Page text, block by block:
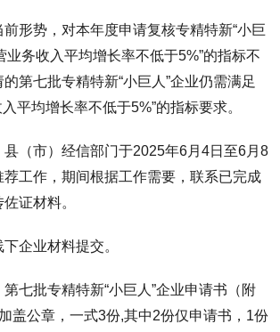
前形势，对本年度申请复核专精特新“小巨
业务收入平均增长率不低于5%”的指标不
第七批专精特新“小巨人”企业仍需满足
平均增长率不低于5%”的指标要求。
县（市）经信部门于2025年6月4日至6月8
荐工作，期间根据工作需要，联系已完成
证材料。
下企业材料提交。
七批专精特新“小巨人”企业申请书（附
盖公章，一式3份,其中2份仅申请书，1份